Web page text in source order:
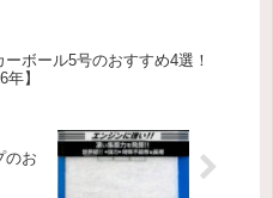
ーボール5号のおすすめ4選！
年】
のお